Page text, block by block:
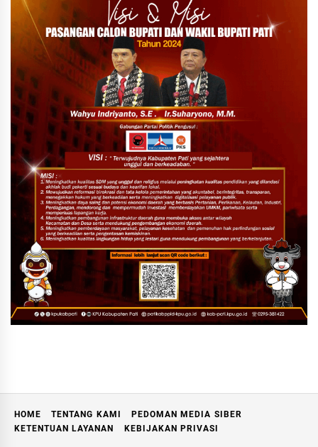
HOME TENTANG KAMI
PEDOMAN MEDIA SIBER
KETENTUAN LAYANAN
KEBIJAKAN PRIVASI